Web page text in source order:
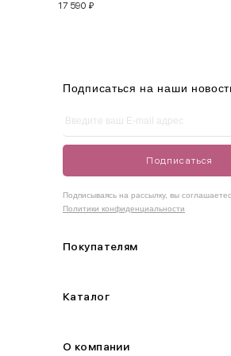
17 590 ₽
42-50
Как правильно себя обмерить
Измеряется по самым выступающим
Обхват бедер (F)
Покупателям
Каталог
О компании
Подписаться на наши
Подписаться
Подписываясь на рассылку, вы
Политики конфиденциальности